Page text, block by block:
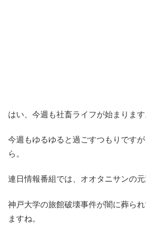
はい、今週も社畜ライフが始まります
今週もゆるゆると過ごすつもりです
ら。
連日情報番組では、オオタニサンの元
神戸大学の旅館破壊事件が闇に葬ら
ますね。